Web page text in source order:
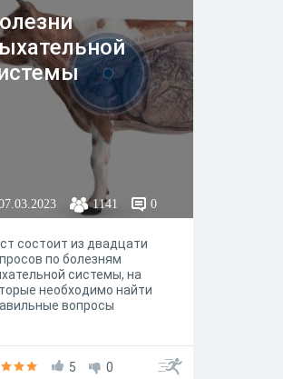
1141 0
состоит из двадцати
по болезням
системы, на
необходимо найти
вопросы
5 0